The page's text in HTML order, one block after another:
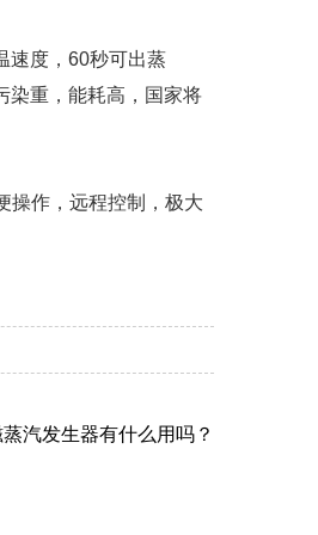
速度，60秒可出蒸
染重，能耗高，国家将
操作，远程控制，极大
汽发生器有什么用吗？